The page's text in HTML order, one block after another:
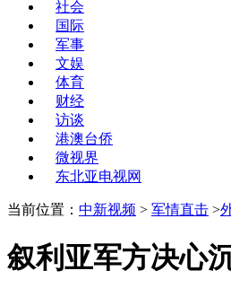
社会
国际
军事
文娱
体育
财经
访谈
港澳台侨
微视界
东北亚电视网
当前位置： 中新视频 > 军情直击 >
叙利亚军方决心